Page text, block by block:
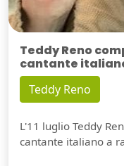
Teddy Reno
cantante
Teddy Reno
L'11 luglio Teddy
cantante italiano a